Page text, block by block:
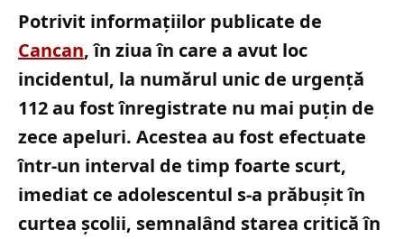
Potrivit informațiilor publicate de
Cancan, în ziua în care a avut loc
incidentul, la numărul unic de urgență
112 au fost înregistrate nu mai puțin de
zece apeluri. Acestea au fost efectuate
într-un interval de timp foarte scurt,
imediat ce adolescentul s-a prăbușit în
curtea școlii, semnalând starea critică în